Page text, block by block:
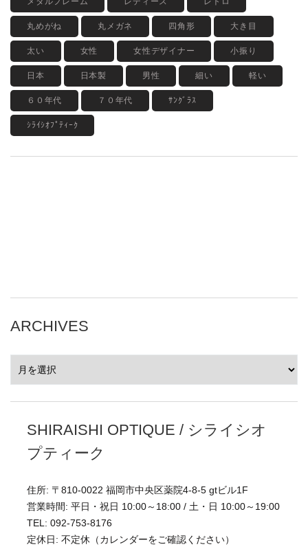
丸めがね 丸メガネ 四角形 大き目
太い 女性 女性デザイナー 小振り
日本 日本製 男性 細い 軽い
６０年代 ７０年代 ｻﾝｸﾞﾗｽ
ｼﾗｲｼｵﾌﾟﾃｨｰｸ
ARCHIVES
SHIRAISHI OPTIQUE / シライシオ
プティーク
住所: 〒810-0022 福岡市中央区薬院4-8-5 gtビル1F
営業時間: 平日・祝日 10:00～18:00 / 土・日 10:00～19:00
TEL: 092-753-8176
定休日: 不定休（カレンダーをご確認ください）